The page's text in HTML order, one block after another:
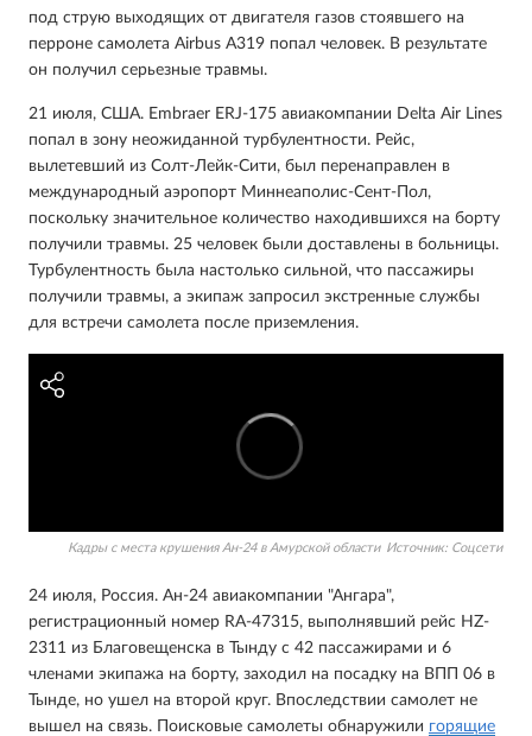
под струю выходящих от двигателя газов стоявшего на
перроне самолета Airbus A319 попал человек. В результате
он получил серьезные травмы.
21 июля, США. Embraer ERJ-175 авиакомпании Delta Air Lines
попал в зону неожиданной турбулентности. Рейс,
вылетевший из Солт-Лейк-Сити, был перенаправлен в
международный аэропорт Миннеаполис-Сент-Пол,
поскольку значительное количество находившихся на борту
получили травмы. 25 человек были доставлены в больницы.
Турбулентность была настолько сильной, что пассажиры
получили травмы, а экипаж запросил экстренные службы
для встречи самолета после приземления.
Кадры с места крушения Ан-24 в Амурской области Источник: Соцсети
24 июля, Россия. Ан-24 авиакомпании "Ангара",
регистрационный номер RA-47315, выполнявший рейс HZ-
2311 из Благовещенска в Тынду с 42 пассажирами и 6
членами экипажа на борту, заходил на посадку на ВПП 06 в
Тынде, но ушел на второй круг. Впоследствии самолет не
вышел на связь. Поисковые самолеты обнаружили горящие